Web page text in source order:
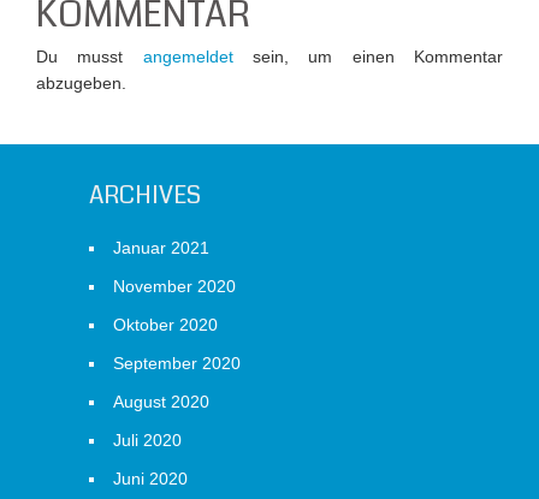
KOMMENTAR
Du musst angemeldetsein, um einen Kommentar
abzugeben.
ARCHIVES
Januar 2021
November 2020
Oktober 2020
September 2020
August 2020
Juli 2020
Juni 2020